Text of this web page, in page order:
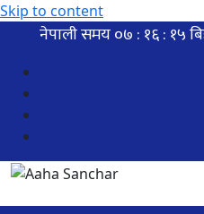
Skip to content